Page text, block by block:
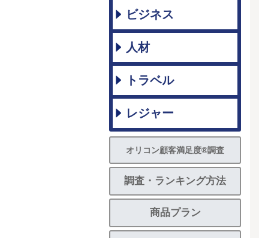
ビジネス
人材
トラベル
レジャー
オリコン顧客満足度®調査
調査・ランキング方法
商品プラン